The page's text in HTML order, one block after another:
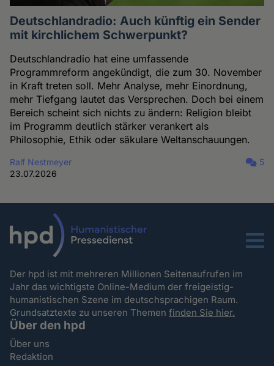
Deutschlandradio: Auch künftig ein Sender
mit kirchlichem Schwerpunkt?
Deutschlandradio hat eine umfassende
Programmreform angekündigt, die zum 30. November
in Kraft treten soll. Mehr Analyse, mehr Einordnung,
mehr Tiefgang lautet das Versprechen. Doch bei einem
Bereich scheint sich nichts zu ändern: Religion bleibt
im Programm deutlich stärker verankert als
Philosophie, Ethik oder säkulare Weltanschauungen.
Ralf Nestmeyer
23.07.2026
5
Menu
Der hpd ist mit mehreren Millionen Seitenaufrufen im
Jahr das wichtigste Online-Medium der freigeistig-
humanistischen Szene im deutschsprachigen Raum.
Grundsatztexte zu unseren Themenfinden Sie hier.
Über den hpd
Über uns
Redaktion